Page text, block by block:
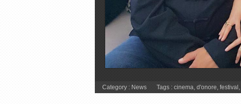
Category : News Tags : cinema, d'onore, festival,